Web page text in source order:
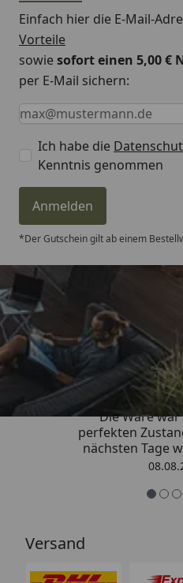
Einfach hier die E-Mail-
Vorteile
sowiesofort einen 5,00 €
per E-Mail sichern:
Keine Eingabe erforderlich
Eingabe erforderlich
E-Mail *
Ich habe die
Kenntnis genommen
Anmelden
*Der Gutschein gilt ab einem
Trusted
„Hervorragend
Die Ware
perfekten
nächsten Tage
Grüße an die
Versand